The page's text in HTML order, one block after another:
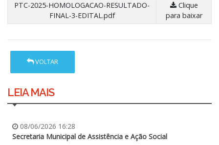
PTC-2025-HOMOLOGACAO-RESULTADO-
FINAL-3-EDITAL.pdf
Clique
para baixar
VOLTAR
LEIA MAIS
08/06/2026 16:28
Secretaria Municipal de Assistência e Ação Social